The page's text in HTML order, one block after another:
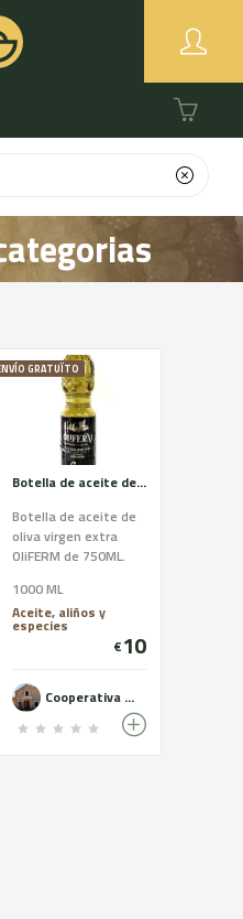
GRATUÏTO
Botella de aceite de 750ML OliFERM
Botella de aceite de
oliva virgen extra
OliFERM de 750ML.
mediante
procedimientos
mecánicos. Aceite de
máxima calidad y de
organolépticas
excelentes.
1000 ML
Aceite, aliños y
especies
€10
Cooperativa del Camp de Castelldans - OLiFERM